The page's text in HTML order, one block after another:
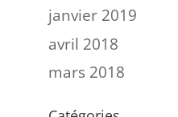
janvier 2019
avril 2018
mars 2018